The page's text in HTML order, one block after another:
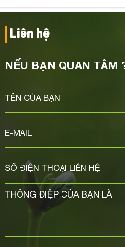
Liên hệ
NẾU BẠN QUAN TÂM